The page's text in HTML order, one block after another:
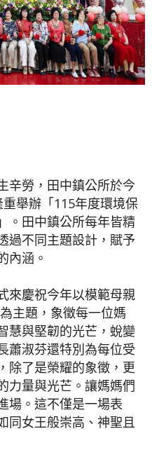
辛勞，田中鎮公所於今
重舉辦「115年度環境保
。田中鎮公所每年皆精
過不同主題設計，賦予
內涵。
來慶祝今年以模範母親
主題，象徵每一位媽
慧與堅韌的光芒，蛻變
蕭淑芬還特別為每位受
除了是榮耀的象徵，更
力量與光芒。讓媽媽們
場。這不僅是一場表
同女王般崇高、神聖且